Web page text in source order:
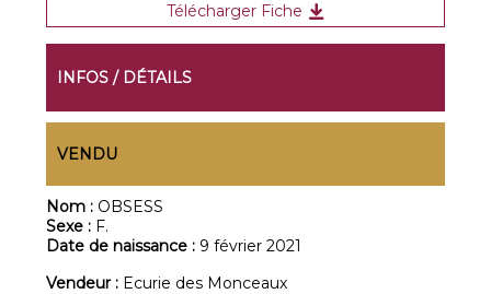
Télécharger Fiche
INFOS / DÉTAILS
VENDU
Nom : OBSESS
Sexe : F.
Date de naissance : 9 février 2021
Vendeur : Ecurie des Monceaux